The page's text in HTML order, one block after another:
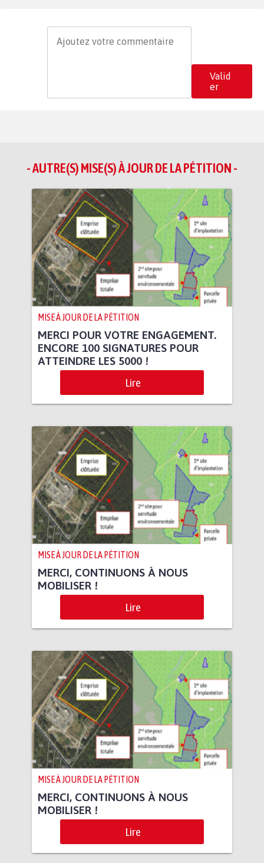
Valid
er
- AUTRE(S) MISE(S) À JOUR DE LA PÉTITION -
MISE À JOUR DE LA PÉTITION
MERCI POUR VOTRE ENGAGEMENT.
ENCORE 100 SIGNATURES POUR
ATTEINDRE LES 5000 !
Lire
MISE À JOUR DE LA PÉTITION
MERCI, CONTINUONS À NOUS
MOBILISER !
Lire
MISE À JOUR DE LA PÉTITION
MERCI, CONTINUONS À NOUS
MOBILISER !
Lire